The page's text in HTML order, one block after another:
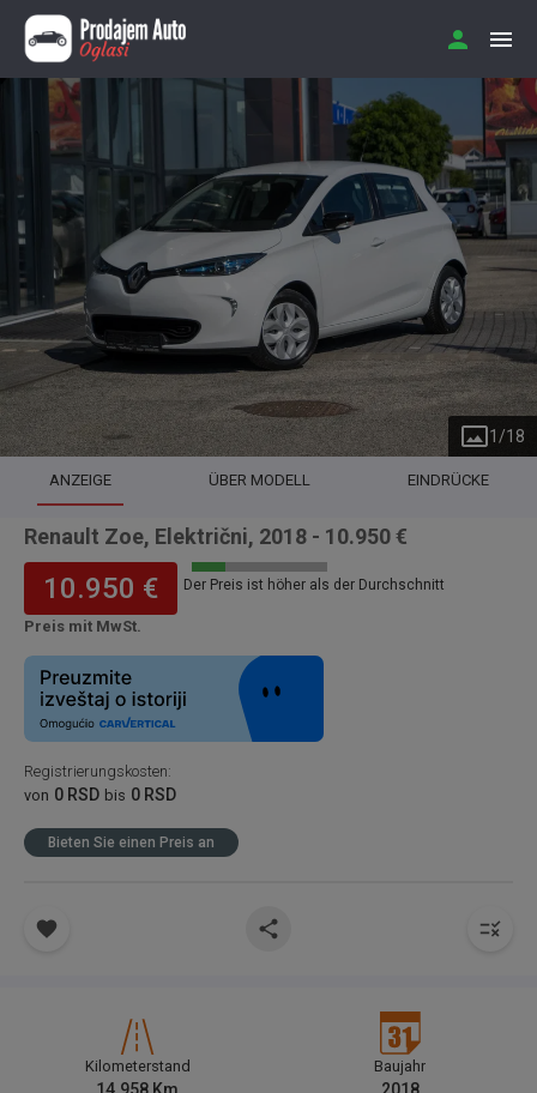
1 /18
ANZEIGE ÜBER MODELL EINDRÜCKE
Renault Zoe, Električni, 2018 - 10.950 €
10.950 €
Preis mit MwSt.
Der Preis ist höher als der Durchschnitt
Registrierungskosten:
von 0 RSD bis 0 RSD
Bieten Sie einen Preis an
Kilometerstand Baujahr